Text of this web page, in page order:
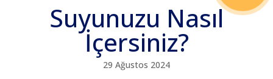
Suyunuzu Nasıl
İçersiniz?
29 Ağustos 2024